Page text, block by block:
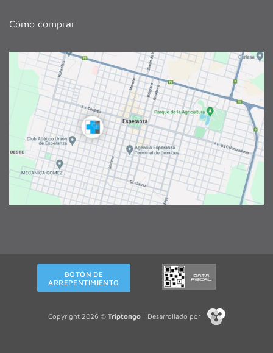
Cómo comprar
BOTÓN DE
ARREPENTIMIENTO
Copyright 2026 © Triptongo| Desarrollado por